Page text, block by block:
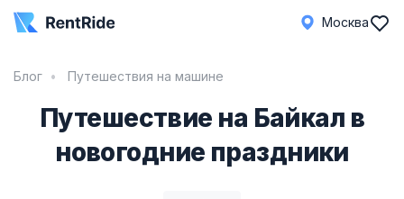
Москва
Блог Путешествия на машине
Путешествие на Байкал в
новогодние праздники